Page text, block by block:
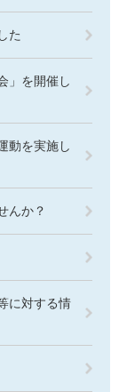
た
」を開催し
動を実施し
んか？
に対する情